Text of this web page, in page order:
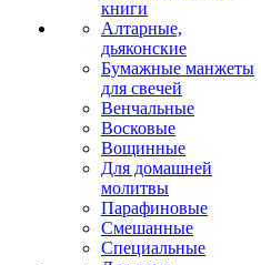
книги
Алтарные,
дьяконские
Бумажные манжеты
для свечей
Венчальные
Восковые
Вощинные
Для домашней
молитвы
Парафиновые
Смешанные
Специальные